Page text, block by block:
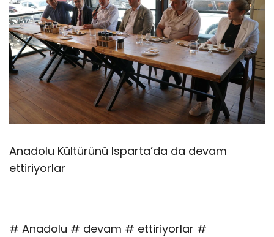
Anadolu Kültürünü Isparta’da da devam
ettiriyorlar
# Anadolu # devam # ettiriyorlar #